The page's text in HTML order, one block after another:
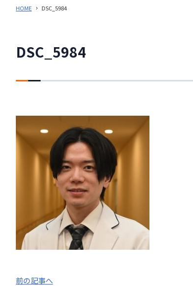
HOME DSC_5984
DSC_5984
前の記事へ